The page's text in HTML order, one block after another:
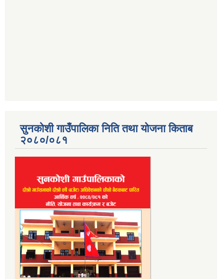
सुनकोशी गाउँपालिका निति तथा योजना किताब
२०८०/०८१